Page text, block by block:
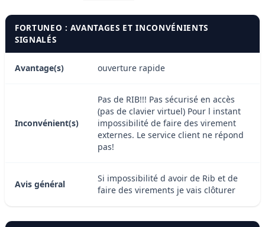
FORTUNEO : AVANTAGES ET INCONVÉNIENTS
SIGNALÉS
Avantage(s) ouverture rapide
Inconvénient(s)
Pas de RIB!!! Pas sécurisé en accès
(pas de clavier virtuel) Pour l instant
impossibilité de faire des virement
externes. Le service client ne répond
pas!
Avis général
Si impossibilité d avoir de Rib et de
faire des virements je vais clôturer